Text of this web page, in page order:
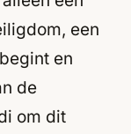
een
en
de
om dit